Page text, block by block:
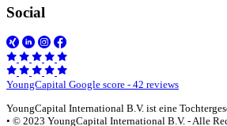
Social
YoungCapital Google score - 42 reviews
YoungCapital International B.V. ist eine
• © 2023 YoungCapital International B.V. - Alle